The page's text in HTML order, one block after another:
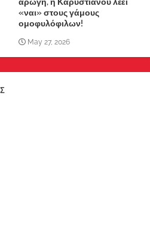
«ναι» στους γάμους
ομοφυλόφιλων!
May 27, 2026